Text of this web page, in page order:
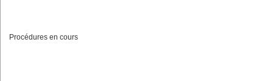
Procédures en cours